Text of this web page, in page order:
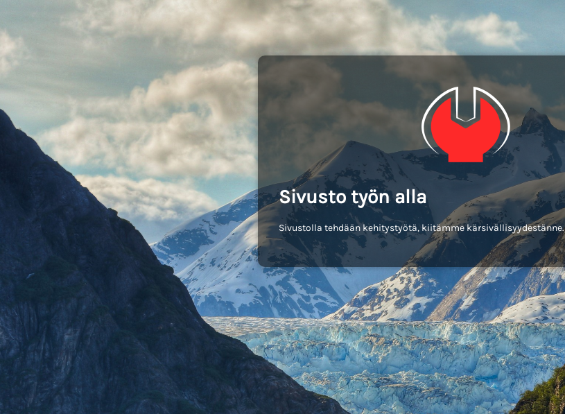
Sivusto työn alla
Sivustolla tehdään kehitystyötä, kiitämme kärsivällisyydestänne.